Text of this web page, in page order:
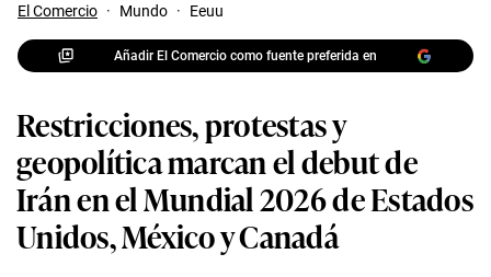
El Comercio · Mundo · Eeuu
Añadir El Comercio como fuente preferida en
Restricciones, protestas y
geopolítica marcan el debut de
Irán en el Mundial 2026 de Estados
Unidos, México y Canadá